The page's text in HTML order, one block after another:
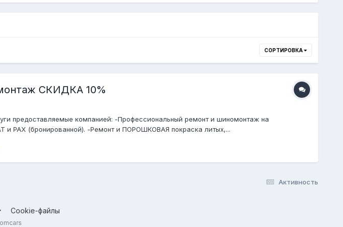
СОРТИРОВКА
СКИДКА 10%
предоставляемые компанией: -Профессиональный ремонт и шиномонтаж на
и PAX (бронированной). -Ремонт и ПОРОШКОВАЯ покраска литых,...
Активность
Cookie-файлы